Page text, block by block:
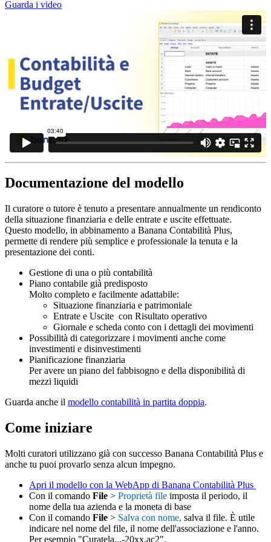
Guarda i video
Documentazione del modello
Il curatore o tutore è tenuto a presentare annualmente un rendiconto
della situazione finanziaria e delle entrate e uscite effettuate.
Questo modello, in abbinamento a Banana Contabilità Plus,
permette di rendere più semplice e professionale la tenuta e la
presentazione dei conti.
Gestione di una o più contabilità
Piano contabile già predisposto
Molto completo e facilmente adattabile:
Situazione finanziaria e patrimoniale
Entrate e Uscite con Risultato operativo
Giornale e scheda conto con i dettagli dei movimenti
Possibilità di categorizzare i movimenti anche come
investimenti e disinvestimenti
Pianificazione finanziaria
Per avere un piano del fabbisogno e della disponibilità di
mezzi liquidi
Guarda anche il modello contabilità in partita doppia.
Come iniziare
Molti curatori utilizzano già con successo Banana Contabilità Plus e
anche tu puoi provarlo senza alcun impegno.
Apri il modello con la WebApp di Banana Contabilità Plus
Con il comando File > Proprietà file imposta il periodo, il
nome della tua azienda e la moneta di base
Con il comando File > Salva con nome, salva il file. È utile
indicare nel nome del file, il nome dell'associazione e l'anno.
Per esempio "Curatela...-20xx.ac2".